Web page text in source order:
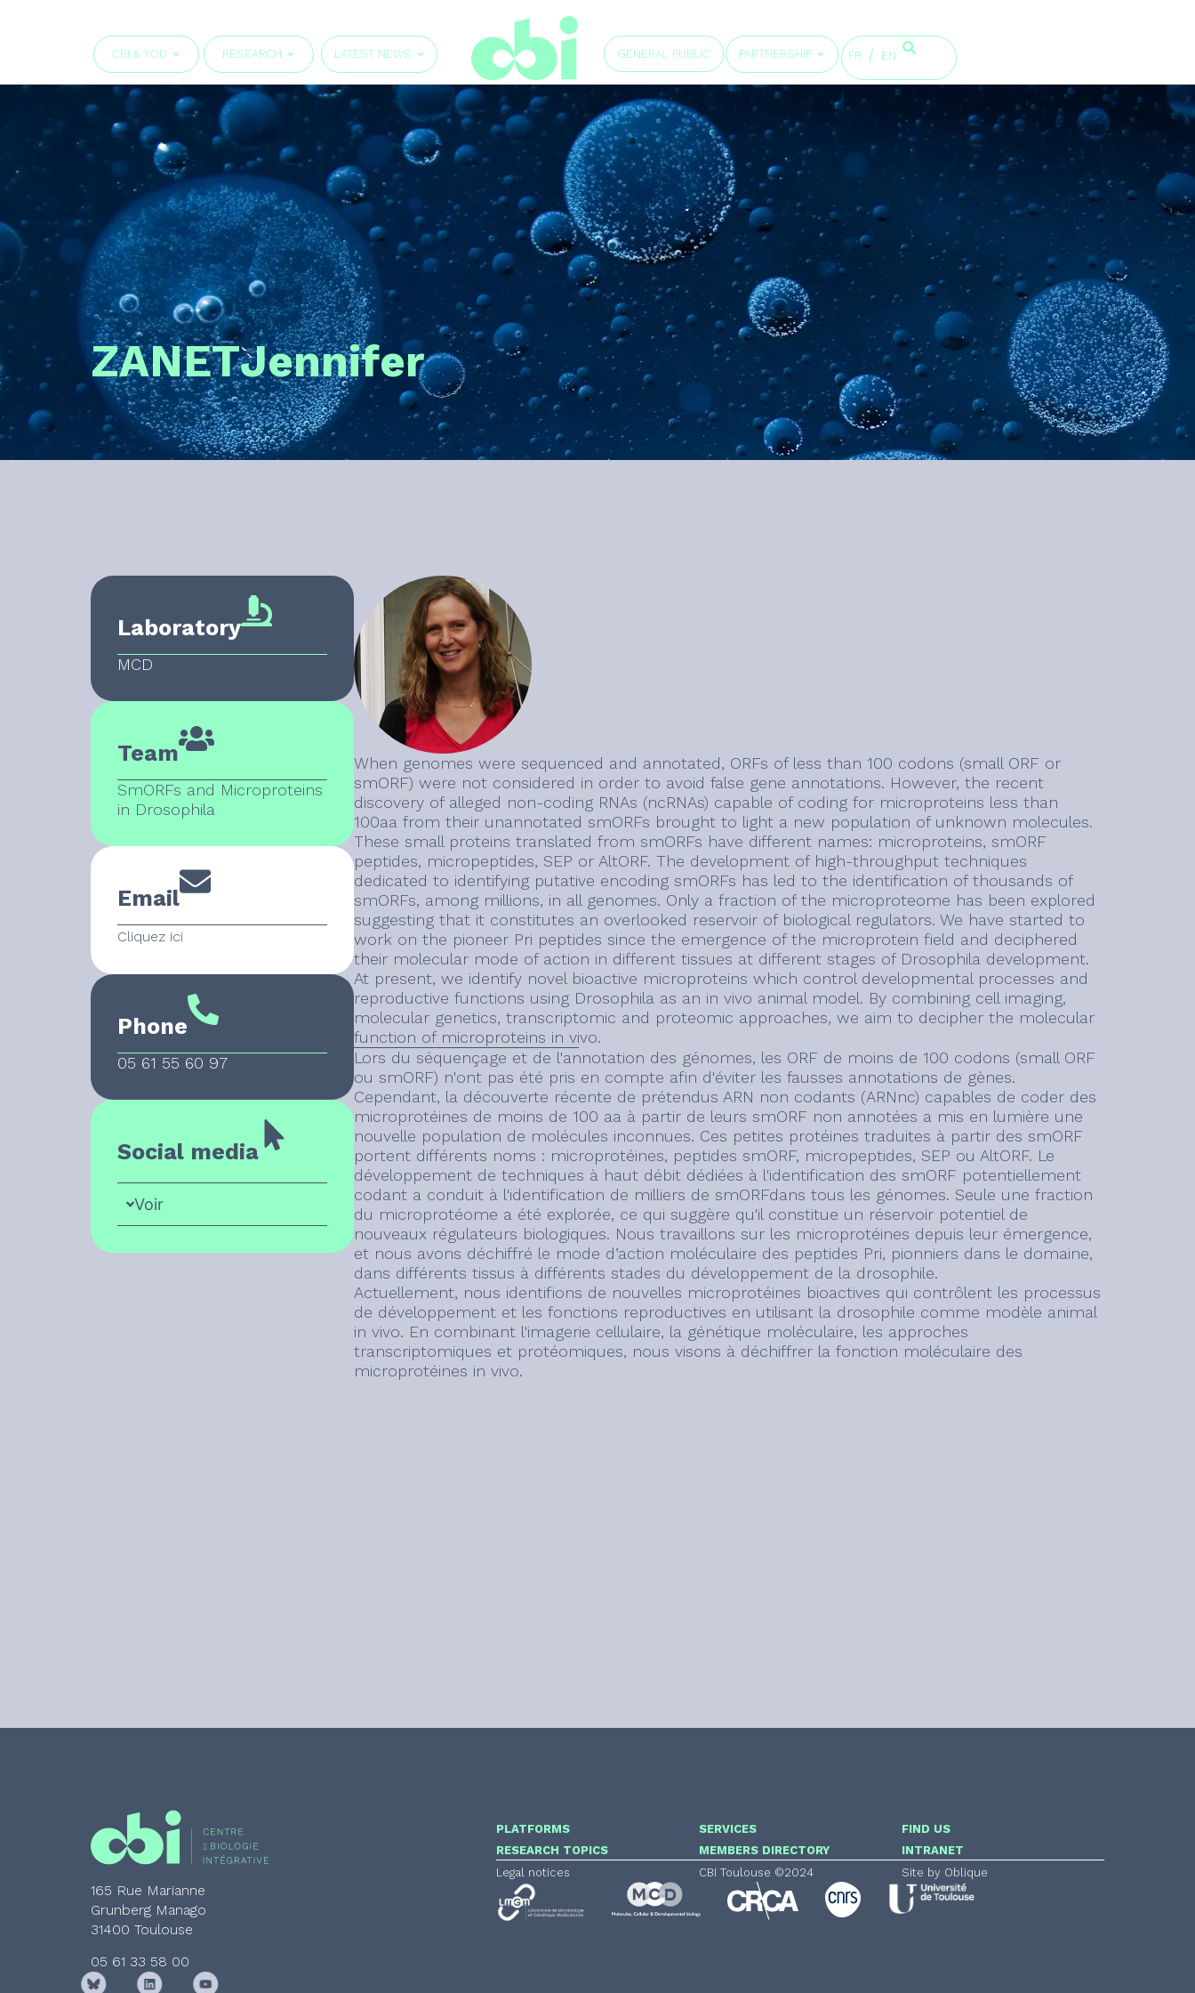
CBI & YOU RESEARCH LATEST NEWS GENERAL PUBLIC PARTNERSHIP FR EN
ZANETJennifer
Laboratory
MCD
Team
SmORFs and Microproteins
in Drosophila
Email
Cliquez ici
Phone
05 61 55 60 97
Social media
Voir
When genomes were sequenced and annotated, ORFs of less than 100 codons (small ORF or
smORF) were not considered in order to avoid false gene annotations. However, the recent
discovery of alleged non-coding RNAs (ncRNAs) capable of coding for microproteins less than
100aa from their unannotated smORFs brought to light a new population of unknown molecules.
These small proteins translated from smORFs have different names: microproteins, smORF
peptides, micropeptides, SEP or AltORF. The development of high-throughput techniques
dedicated to identifying putative encoding smORFs has led to the identification of thousands of
smORFs, among millions, in all genomes. Only a fraction of the microproteome has been explored
suggesting that it constitutes an overlooked reservoir of biological regulators. We have started to
work on the pioneer Pri peptides since the emergence of the microprotein field and deciphered
their molecular mode of action in different tissues at different stages of Drosophila development.
At present, we identify novel bioactive microproteins which control developmental processes and
reproductive functions using Drosophila as an in vivo animal model. By combining cell imaging,
molecular genetics, transcriptomic and proteomic approaches, we aim to decipher the molecular
function of microproteins in vivo.
Lors du séquençage et de l'annotation des génomes, les ORF de moins de 100 codons (small ORF
ou smORF) n'ont pas été pris en compte afin d'éviter les fausses annotations de gènes.
Cependant, la découverte récente de prétendus ARN non codants (ARNnc) capables de coder des
microprotéines de moins de 100 aa à partir de leurs smORF non annotées a mis en lumière une
nouvelle population de molécules inconnues. Ces petites protéines traduites à partir des smORF
portent différents noms : microprotéines, peptides smORF, micropeptides, SEP ou AltORF. Le
développement de techniques à haut débit dédiées à l'identification des smORF potentiellement
codant a conduit à l'identification de milliers de smORFdans tous les génomes. Seule une fraction
du microprotéome a été explorée, ce qui suggère qu'il constitue un réservoir potentiel de
nouveaux régulateurs biologiques. Nous travaillons sur les microprotéines depuis leur émergence,
et nous avons déchiffré le mode d’action moléculaire des peptides Pri, pionniers dans le domaine,
dans différents tissus à différents stades du développement de la drosophile.
Actuellement, nous identifions de nouvelles microprotéines bioactives qui contrôlent les processus
de développement et les fonctions reproductives en utilisant la drosophile comme modèle animal
in vivo. En combinant l'imagerie cellulaire, la génétique moléculaire, les approches
transcriptomiques et protéomiques, nous visons à déchiffrer la fonction moléculaire des
microprotéines in vivo.
165 Rue Marianne
Grunberg Manago
31400 Toulouse
05 61 33 58 00
PLATFORMS
RESEARCH TOPICS
Legal notices
SERVICES
MEMBERS DIRECTORY
CBI Toulouse ©2024
FIND US
INTRANET
Site by Oblique